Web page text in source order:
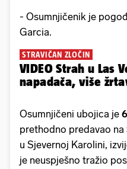
- Osumnjičenik je
Garcia.
STRAVIČAN ZLOČIN
VIDEO Strah u Las
napadača, više
Osumnjičeni ubojica je
prethodno predavao na
u Sjevernoj Karolini,
je neuspješno tražio